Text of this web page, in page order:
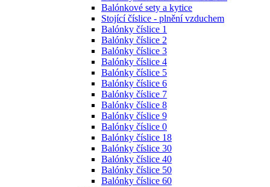
Balónkové sety a kytice
Stojící číslice - plnění vzduchem
Balónky číslice 1
Balónky číslice 2
Balónky číslice 3
Balónky číslice 4
Balónky číslice 5
Balónky číslice 6
Balónky číslice 7
Balónky číslice 8
Balónky číslice 9
Balónky číslice 0
Balónky číslice 18
Balónky číslice 30
Balónky číslice 40
Balónky číslice 50
Balónky číslice 60